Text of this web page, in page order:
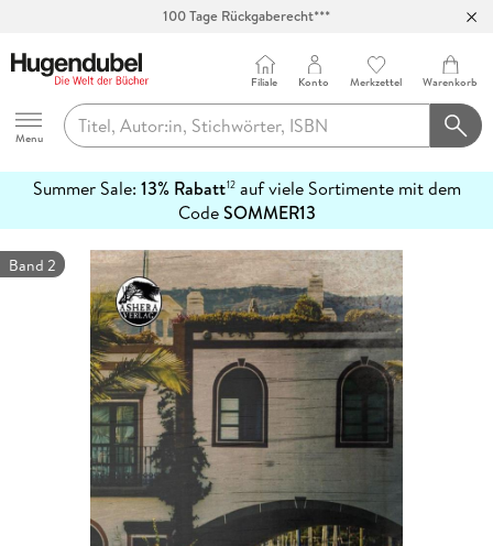
100 Tage Rückgaberecht***
Hugendubel
Menu
Filiale Konto Merkzettel Warenkorb
Summer Sale: 13% Rabatt12auf viele Sortimente mit dem
CodeSOMMER13
erfahren
Band 2